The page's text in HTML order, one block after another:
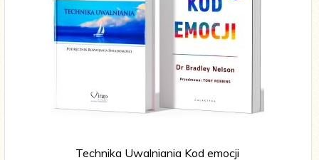
Technika Uwalniania Kod emocji